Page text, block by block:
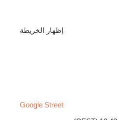
إظهار الخريطة
Google Street